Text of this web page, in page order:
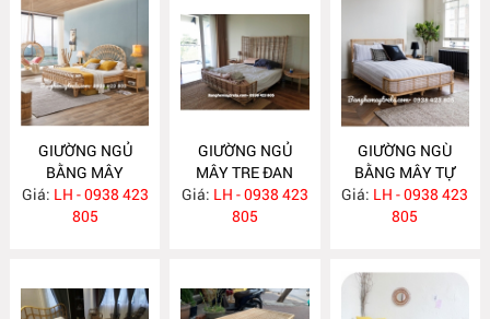
GIƯỜNG NGỦ
BẰNG MÂY
MA512
Giá: LH - 0938 423
805
GIƯỜNG NGỦ
MÂY TRE ĐAN
MA511
Giá: LH - 0938 423
805
GIƯỜNG NGÙ
BẰNG MÂY TỰ
NHIÊN MA510
Giá: LH - 0938 423
805